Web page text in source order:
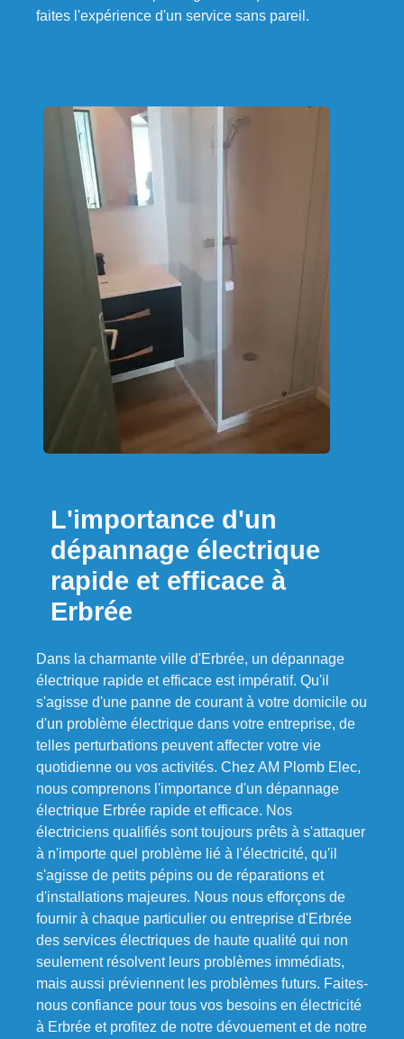
faites l'expérience d'un service sans pareil.
L'importance d'un
dépannage électrique
rapide et efficace à
Erbrée
Dans la charmante ville d'Erbrée, un dépannage
électrique rapide et efficace est impératif. Qu'il
s'agisse d'une panne de courant à votre domicile ou
d'un problème électrique dans votre entreprise, de
telles perturbations peuvent affecter votre vie
quotidienne ou vos activités. Chez AM Plomb Elec,
nous comprenons l'importance d'un dépannage
électrique Erbrée rapide et efficace. Nos
électriciens qualifiés sont toujours prêts à s'attaquer
à n'importe quel problème lié à l'électricité, qu'il
s'agisse de petits pépins ou de réparations et
d'installations majeures. Nous nous efforçons de
fournir à chaque particulier ou entreprise d'Erbrée
des services électriques de haute qualité qui non
seulement résolvent leurs problèmes immédiats,
mais aussi préviennent les problèmes futurs. Faites-
nous confiance pour tous vos besoins en électricité
à Erbrée et profitez de notre dévouement et de notre